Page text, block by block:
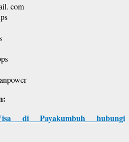
com